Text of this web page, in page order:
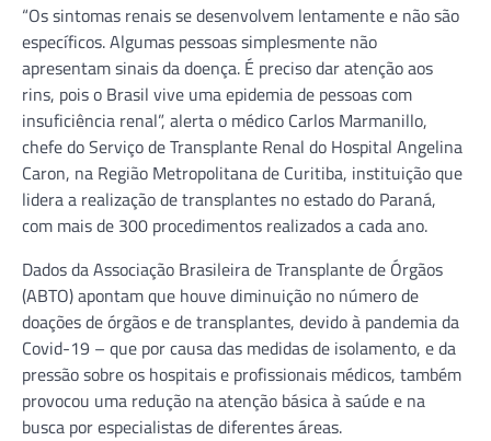
“Os sintomas renais se desenvolvem lentamente e não são
específicos. Algumas pessoas simplesmente não
apresentam sinais da doença. É preciso dar atenção aos
rins, pois o Brasil vive uma epidemia de pessoas com
insuficiência renal”, alerta o médico Carlos Marmanillo,
chefe do Serviço de Transplante Renal do Hospital Angelina
Caron, na Região Metropolitana de Curitiba, instituição que
lidera a realização de transplantes no estado do Paraná,
com mais de 300 procedimentos realizados a cada ano.
Dados da Associação Brasileira de Transplante de Órgãos
(ABTO) apontam que houve diminuição no número de
doações de órgãos e de transplantes, devido à pandemia da
Covid-19 – que por causa das medidas de isolamento, e da
pressão sobre os hospitais e profissionais médicos, também
provocou uma redução na atenção básica à saúde e na
busca por especialistas de diferentes áreas.